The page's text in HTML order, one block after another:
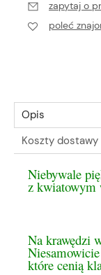
zapytaj o
poleć
Opis
Koszty dostawy
Cena nie
Niebywale
z kwiatowym
Na krawędzi
które cenią